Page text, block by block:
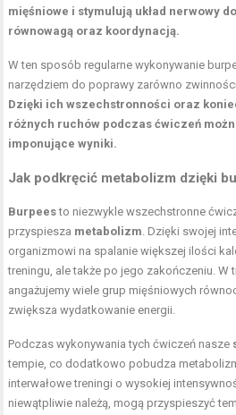
mięśniowe i stymulują układ nerwowy
równowagą oraz koordynacją.
W ten sposób regularne wykonywanie
narzędziem do poprawy zarówno
Dzięki ich wszechstronności oraz
różnych ruchów podczas ćwiczeń
imponujące wyniki.
Jak podkręcić metabolizm dzięki
Burpeesto niezwykle wszechstronne
przyspiesza metabolizm. Dzięki swojej
organizmowi na spalanie większej ilości
treningu, ale także po jego zakończeniu. W
angażujemy wiele grup mięśniowych
zwiększa wydatkowanie energii.
Podczas wykonywania tych ćwiczeń nasze
tempie, co dodatkowo pobudza
interwałowe treningi o wysokiej
niewątpliwie należą, mogą przyspieszyć